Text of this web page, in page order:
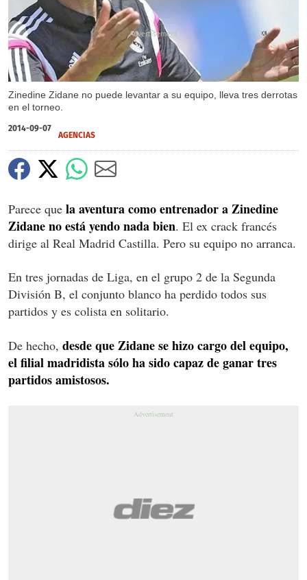
Zinedine Zidane no puede levantar a su equipo, lleva tres derrotas
en el torneo.
X
2014-09-07
AGENCIAS
Parece que la aventura como entrenador a Zinedine
Zidane no está yendo nada bien. El ex crack francés
dirige al Real Madrid Castilla. Pero su equipo no arranca.
En tres jornadas de Liga, en el grupo 2 de la Segunda
División B, el conjunto blanco ha perdido todos sus
partidos y es colista en solitario.
De hecho, desde que Zidane se hizo cargo del equipo,
el filial madridista sólo ha sido capaz de ganar tres
partidos amistosos.